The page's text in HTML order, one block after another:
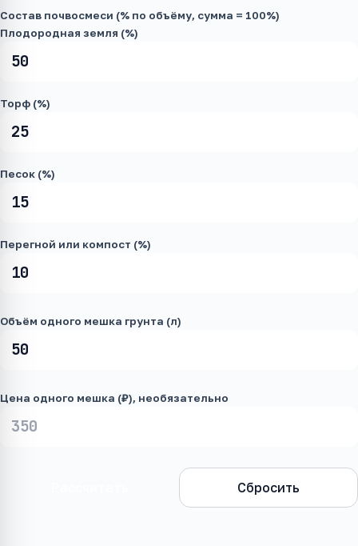
Состав почвосмеси (% по объёму, сумма = 100%)
Плодородная земля (%)
Торф (%)
Песок (%)
Перегной или компост (%)
Объём одного мешка грунта (л)
Цена одного мешка (₽), необязательно
Сбросить